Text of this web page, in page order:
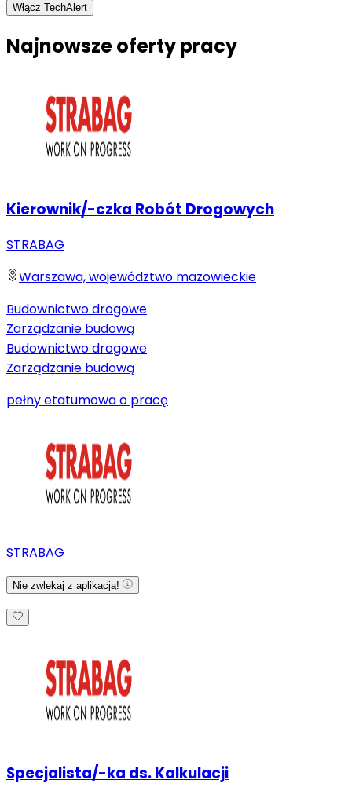
Włącz TechAlert
Najnowsze oferty pracy
Kierownik/-czka Robót Drogowych
STRABAG
Warszawa, województwo mazowieckie
Budownictwo drogowe
Zarządzanie budową
Budownictwo drogowe
Zarządzanie budową
pełny etatumowa o pracę
STRABAG
Nie zwlekaj z aplikacją!
Specjalista/-ka ds. Kalkulacji